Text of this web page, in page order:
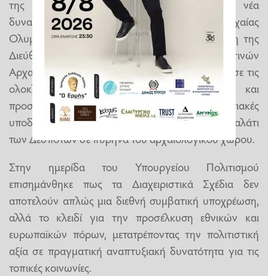
της ρωμαϊκής περιόδου, η οποία προσδίδει νέα
δυναμική στον αρχαιολογικό χώρο της Αρχαίας
Ολυμπίας. Από την πλευρά της, η προϊσταμένη της
Διεύθυνσης Βυζαντινών και Μεταβυζαντινών
Αρχαιοτήτων Τζούλια Παπαγεωργίου παρουσίασε τις
ολοκληρωμένες παρεμβάσεις αποκατάστασης και
προσβασιμότητας καθώς και τις νέες εκθεσιακές
υποδομές στον Μυστρά, που αναδεικνύουν το Παλάτι
των Δεσποτών σε πυρήνα του αρχαιολογικού χώρου.
Στην ημερίδα του Υπουργείου Πολιτισμού
επισημάνθηκε πως τα Διαχειριστικά Σχέδια δεν
αποτελούν απλώς μια διεθνή συμβατική υποχρέωση,
αλλά το κλειδί για την προσέλκυση εθνικών και
ευρωπαϊκών πόρων, μετατρέποντας την πολιτιστική
αξία σε πραγματική αναπτυξιακή δυνατότητα για τις
τοπικές κοινωνίες.